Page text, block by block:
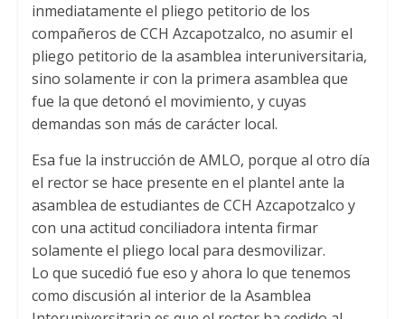
inmediatamente el pliego petitorio de los
compañeros de CCH Azcapotzalco, no asumir el
pliego petitorio de la asamblea interuniversitaria,
sino solamente ir con la primera asamblea que
fue la que detonó el movimiento, y cuyas
demandas son más de carácter local.
Esa fue la instrucción de AMLO, porque al otro día
el rector se hace presente en el plantel ante la
asamblea de estudiantes de CCH Azcapotzalco y
con una actitud conciliadora intenta firmar
solamente el pliego local para desmovilizar.
Lo que sucedió fue eso y ahora lo que tenemos
como discusión al interior de la Asamblea